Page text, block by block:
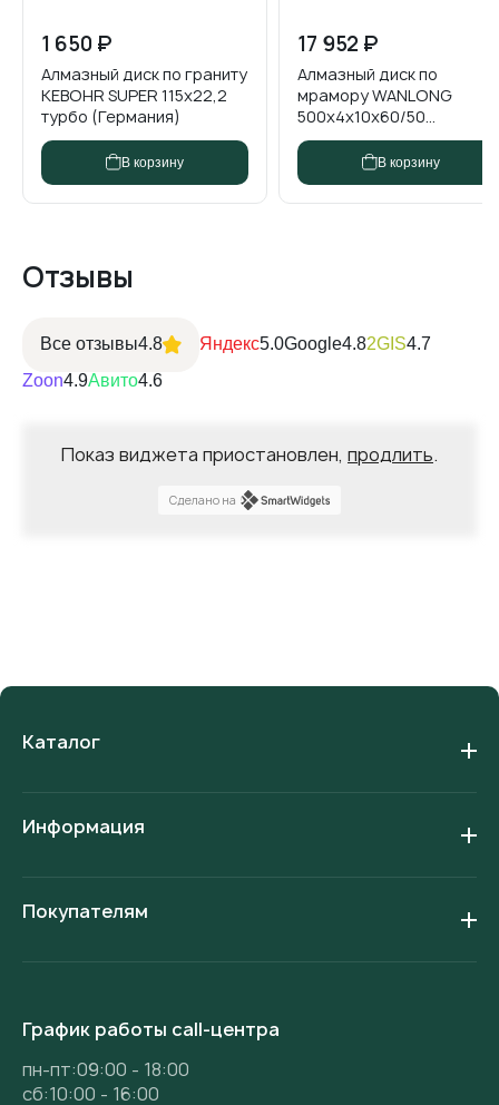
Алмазный диск по граниту
KEBOHR SUPER 115x22,2
турбо (Германия)
1 650 ₽
В корзину
Алмазный диск по
мрамору WANLONG
500х4х10х60/50
сегментный бесшумный ...
17 952 ₽
В корзину
Алмазный диск по граниту
YANTAI 400xh20x60
сегментный Dn (Китай)
6 600 ₽
В корзину
Отзывы
Все отзывы4.8 Яндекс5.0Google4.82GIS4.7
Zoon4.9Авито4.6
Показ виджета приостановлен, продлить.
Сделано на
Каталог
Информация
Покупателям
График работы call-центра
пн-пт:09:00 - 18:00
сб:10:00 - 16:00